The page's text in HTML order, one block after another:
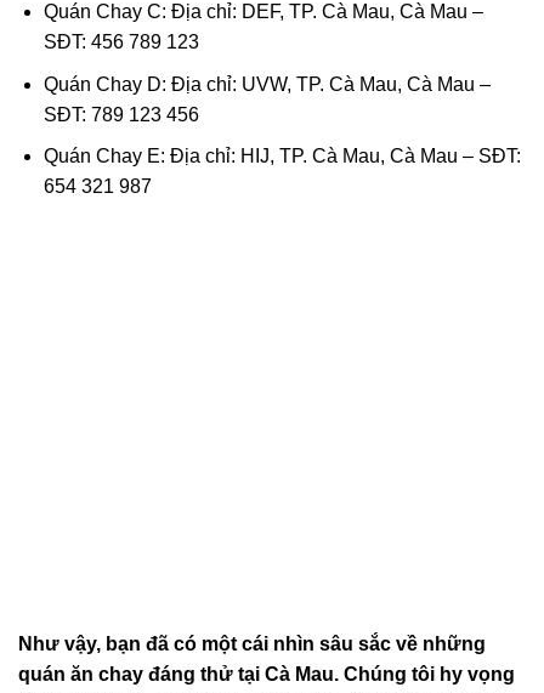
Quán Chay C: Địa chỉ: DEF, TP. Cà Mau, Cà Mau –
SĐT: 456 789 123
Quán Chay D: Địa chỉ: UVW, TP. Cà Mau, Cà Mau –
SĐT: 789 123 456
Quán Chay E: Địa chỉ: HIJ, TP. Cà Mau, Cà Mau – SĐT:
654 321 987
Như vậy, bạn đã có một cái nhìn sâu sắc về những
quán ăn chay đáng thử tại Cà Mau. Chúng tôi hy vọng